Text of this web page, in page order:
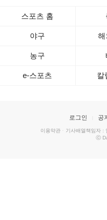
스포츠 홈
야구 해
농구
e-스포츠 칼
로그인 공
이용약관 · 기사배열책임자 :
ⓒ